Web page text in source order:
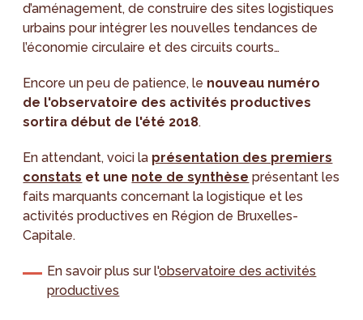
d’aménagement, de construire des sites logistiques
urbains pour intégrer les nouvelles tendances de
l’économie circulaire et des circuits courts…
Encore un peu de patience, le nouveau numéro
de l'observatoire des activités productives
sortira début de l'été 2018.
En attendant, voici la présentation des premiers
constats et une note de synthèse présentant les
faits marquants concernant la logistique et les
activités productives en Région de Bruxelles-
Capitale.
En savoir plus sur l'observatoire des activités
productives